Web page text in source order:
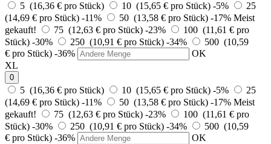
5 (16,36 € pro Stück) 10 (15,65 € pro Stück) -5%
25
(14,69 € pro Stück) -11% 50 (13,58 € pro Stück) -17% Meist
gekauft!
75 (12,63 € pro Stück) -23%
100 (11,61 € pro
Stück) -30% 250 (10,91 € pro Stück) -34%
500 (10,59
€ pro Stück) -36%
OK
XL
0
5 (16,36 € pro Stück) 10 (15,65 € pro Stück) -5%
25
(14,69 € pro Stück) -11% 50 (13,58 € pro Stück) -17% Meist
gekauft!
75 (12,63 € pro Stück) -23%
100 (11,61 € pro
Stück) -30% 250 (10,91 € pro Stück) -34%
500 (10,59
€ pro Stück) -36%
OK